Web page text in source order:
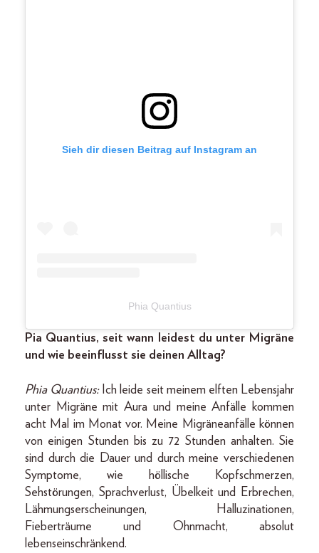
Sieh dir diesen Beitrag auf Instagram an
Phia Quantius
Pia Quantius, seit wann leidest du unter Migräne
und wie beeinflusst sie deinen Alltag?
Phia Quantius:Ich leide seit meinem elften Lebensjahr
unter Migräne mit Aura und meine Anfälle kommen
acht Mal im Monat vor. Meine Migräneanfälle können
von einigen Stunden bis zu 72 Stunden anhalten. Sie
sind durch die Dauer und durch meine verschiedenen
Symptome, wie höllische Kopfschmerzen,
Sehstörungen, Sprachverlust, Übelkeit und Erbrechen,
Lähmungserscheinungen, Halluzinationen,
Fieberträume und Ohnmacht, absolut
lebenseinschränkend.